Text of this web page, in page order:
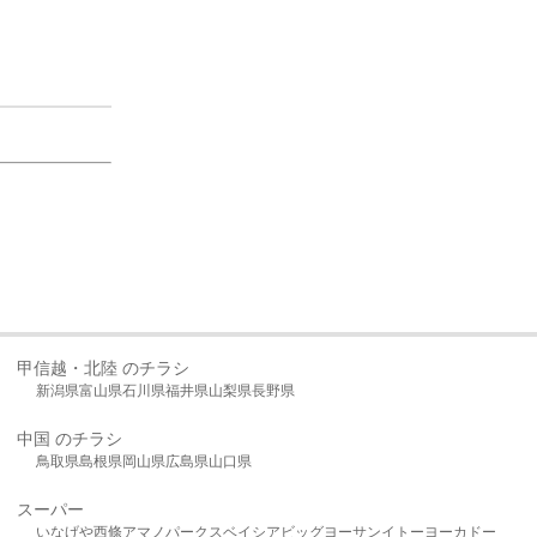
甲信越・北陸 のチラシ
新潟県富山県石川県福井県山梨県長野県
中国 のチラシ
鳥取県島根県岡山県広島県山口県
スーパー
いなげや西條アマノパークスベイシア ビッグヨーサンイトーヨーカドー